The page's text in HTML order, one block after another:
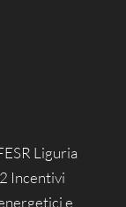
Liguria
Incentivi
e